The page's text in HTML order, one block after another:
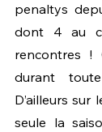
penaltys
dont 4 au
rencontres !
durant
D’ailleurs sur
seule la